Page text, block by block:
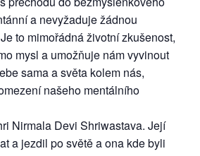
a nevyžaduje žádnou
to mimořádná životní zkušenost,
mysl a umožňuje nám vyvinout
sama a světa kolem nás,
našeho mentálního
Nirmala Devi Shriwastava. Její
a jezdil po světě a ona kde byli